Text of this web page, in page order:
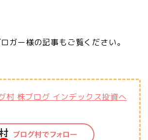
ガー様の記事もご覧ください。